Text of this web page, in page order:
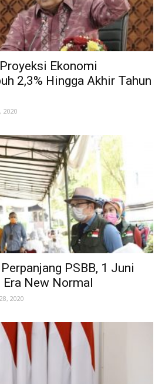
Ekonomi
2,3% Hingga Akhir Tahun
2020
PSBB, 1 Juni
New Normal
2020